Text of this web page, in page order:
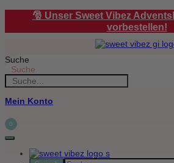
springen
🎅 Unser Sweet Vibez
vorbestellen!
Suche
Suche
Mein Konto
0